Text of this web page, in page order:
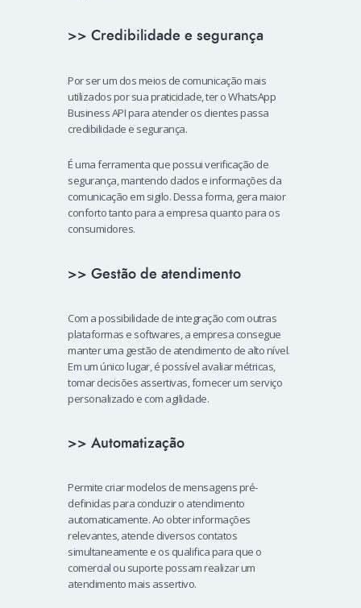
>> Credibilidade e segurança
Por ser um dos meios de comunicação mais
utilizados por sua praticidade, ter o WhatsApp
Business API para atender os clientes passa
credibilidade e segurança.
É uma ferramenta que possui verificação de
segurança, mantendo dados e informações da
comunicação em sigilo. Dessa forma, gera maior
conforto tanto para a empresa quanto para os
consumidores.
>> Gestão de atendimento
Com a possibilidade de integração com outras
plataformas e softwares, a empresa consegue
manter uma gestão de atendimento de alto nível.
Em um único lugar, é possível avaliar métricas,
tomar decisões assertivas, fornecer um serviço
personalizado e com agilidade.
>> Automatização
Permite criar modelos de mensagens pré-
definidas para conduzir o atendimento
automaticamente. Ao obter informações
relevantes, atende diversos contatos
simultaneamente e os qualifica para que o
comercial ou suporte possam realizar um
atendimento mais assertivo.